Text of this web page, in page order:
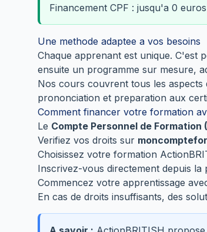
Financement CPF : jusqu'a 0
Une methode adaptee a vos besoins
Chaque apprenant est unique. C'est
ensuite un programme sur mesure,
Nos cours couvrent tous les
prononciation et preparation aux
Comment financer votre formation
Le Compte Personnel de Formation
Verifiez vos droits sur
Choisissez votre formation
Inscrivez-vous directement depuis la
Commencez votre apprentissage
En cas de droits insuffisants, des